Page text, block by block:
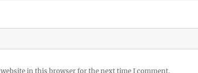
website in this browser for the next time I comment.